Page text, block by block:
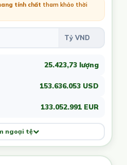
tính chất tham khảo thời
25.423,73 lượng
153.636.053 USD
133.052.991 EUR
ngoại tệ